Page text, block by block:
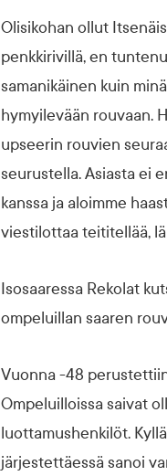
Olisikohan ollut
penkkirivillä, en
samanikäinen kuin
hymyilevään rouvaan.
upseerin rouvien
seurustella. Asiasta ei
kanssa ja aloimme
viestilottaa teititellää,
Isosaaressa Rekolat
ompeluillan saaren
Vuonna -48
Ompeluilloissa saivat
luottamushenkilöt.
järjestettäessä sanoi